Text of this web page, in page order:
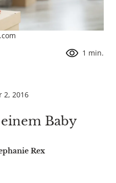
1 min.
2, 2016
Baby
Rex